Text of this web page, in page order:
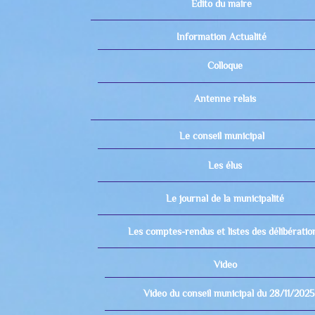
Edito du maire
Information Actualité
Colloque
Antenne relais
Le conseil municipal
Les élus
Le journal de la municipalité
Les comptes-rendus et listes des
Video
Video du conseil municipal du 28/11/2025